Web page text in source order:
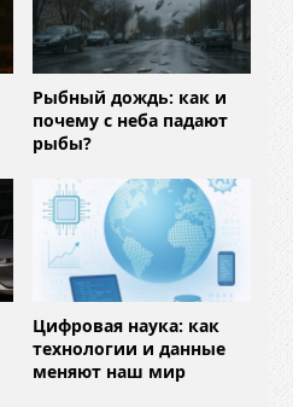
Рыбный дождь: как и
почему с неба падают
рыбы?
Цифровая наука: как
технологии и данные
меняют наш мир